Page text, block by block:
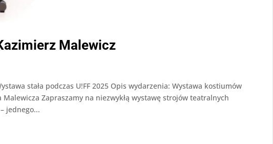
Malewicz
stała podczas U!FF 2025 Opis wydarzenia: Wystawa kostiumów
Zapraszamy na niezwykłą wystawę strojów teatralnych
jednego...